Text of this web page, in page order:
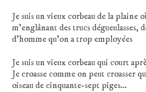
Je suis un vieux corbeau de la plaine
m’englânant des trucs dégueulasses,
d’homme qu’on a trop employées
Je suis un vieux corbeau qui court
Je croasse comme on peut croasser
oiseau de cinquante-sept piges…